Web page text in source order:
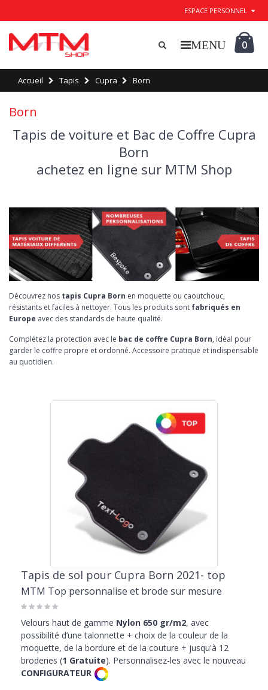
ESPACE PERSONNEL
0
Accueil Tapis Cupra Born
Born
Tapis de voiture et Bac de Coffre Cupra
Born
achetez en ligne sur MTM Shop
Découvrez nos tapis Cupra Born en moquette ou caoutchouc,
résistants et faciles à nettoyer. Tous les produits sont fabriqués en
Europe avec des standards de haute qualité.
Complétez la protection avec le bac de coffre Cupra Born, idéal pour
garder le coffre propre et ordonné. Accessoire pratique et indispensable
au quotidien.
Tapis de sol pour Cupra Born 2021- top
MTM Top personnalise et brode sur mesure
Velours haut de gamme Nylon 650 gr/m2, avec
possibilité d’une talonnette + choix de la couleur de la
moquette, de la bordure et de la couture + jusqu'à 12
broderies (1 Gratuite). Personnalisez-les avec le nouveau
CONFIGURATEUR